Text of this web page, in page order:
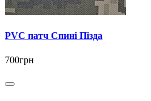
PVC патч Спині Пізда
700грн